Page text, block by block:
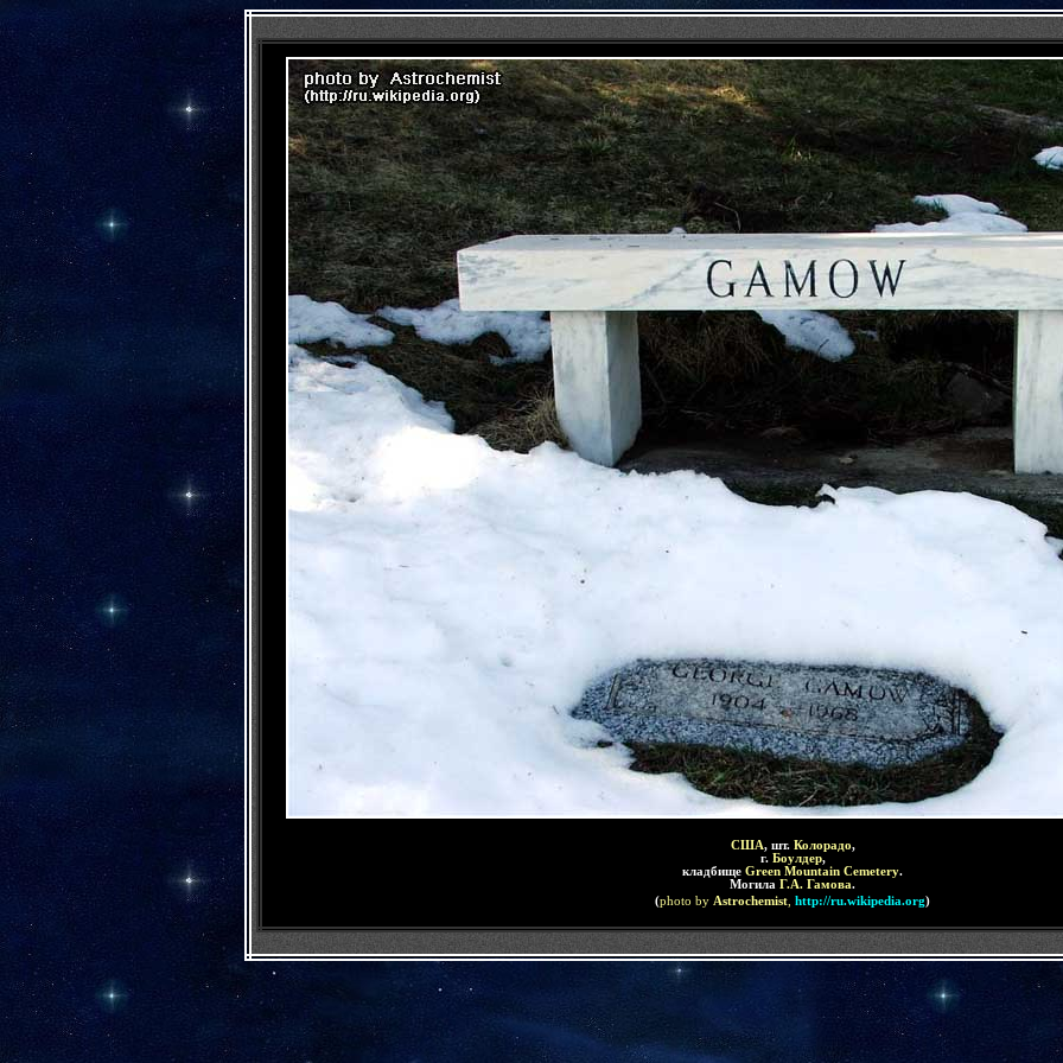
США, шт. Колорадо,
г. Боулдер,
кладбище Green Mountain Cemetery.
Могила Г.А. Гамова.
(photo by Astrochemist http://ru.wikipedia.org)